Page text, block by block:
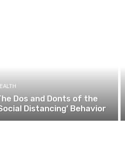
Dos and Donts of the
Distancing’ Behavior